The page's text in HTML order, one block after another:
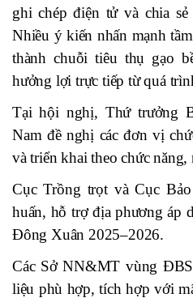
ghi chép điện tử và chia
Nhiều ý kiến nhấn mạnh
thành chuỗi tiêu thụ gạo
hưởng lợi trực tiếp từ quá
Tại hội nghị, Thứ trưởng
Nam đề nghị các đơn vị
và triển khai theo chức năng,
Cục Trồng trọt và Cục
huấn, hỗ trợ địa phương áp
Đông Xuân 2025–2026.
Các Sở NN&MT vùng
liệu phù hợp, tích hợp với